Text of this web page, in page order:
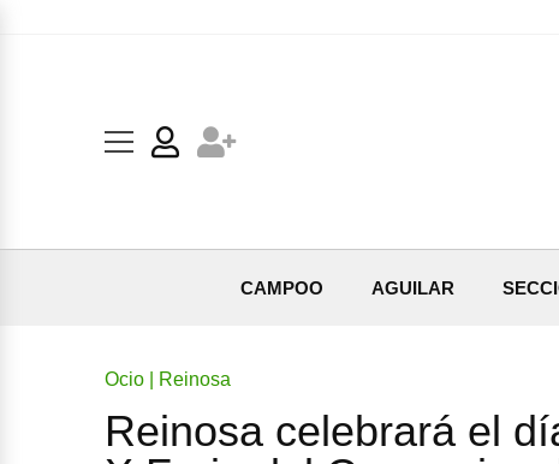
CAMPOO AGUILAR
Ocio | Reinosa
Reinosa celebrará el